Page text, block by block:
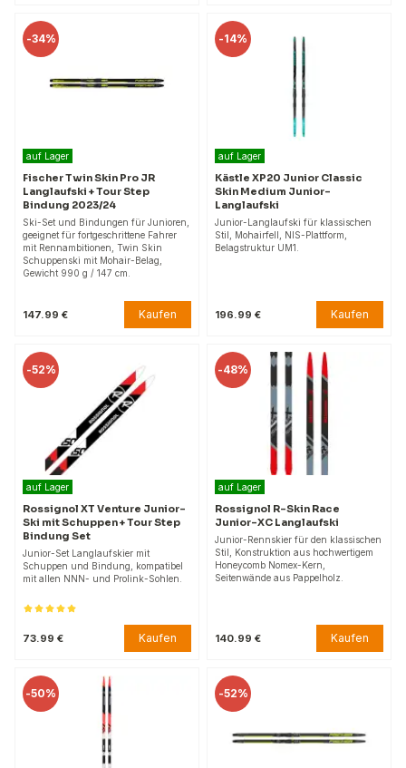
-34%
auf Lager
Fischer Twin Skin Pro JR
Langlaufski + Tour Step
Bindung 2023/24
Ski-Set und Bindungen für Junioren,
geeignet für fortgeschrittene Fahrer
mit Rennambitionen, Twin Skin
Schuppenski mit Mohair-Belag,
Gewicht 990 g / 147 cm.
147.99 € Kaufen
-14%
auf Lager
Kästle XP20 Junior Classic
Skin Medium Junior-
Langlaufski
Junior-Langlaufski für klassischen
Stil, Mohairfell, NIS-Plattform,
Belagstruktur UM1.
196.99 € Kaufen
-52%
auf Lager
Rossignol XT Venture Junior-
Ski mit Schuppen + Tour Step
Bindung Set
Junior-Set Langlaufskier mit
Schuppen und Bindung, kompatibel
mit allen NNN- und Prolink-Sohlen.
73.99 € Kaufen
-48%
auf Lager
Rossignol R-Skin Race
Junior-XC Langlaufski
Junior-Rennskier für den klassischen
Stil, Konstruktion aus hochwertigem
Honeycomb Nomex-Kern,
Seitenwände aus Pappelholz.
140.99 € Kaufen
-50% -52%